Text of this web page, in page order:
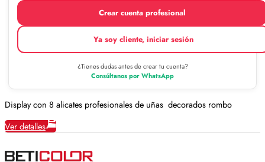
Crear cuenta profesional
Ya soy cliente, iniciar sesión
¿Tienes dudas antes de crear tu cuenta?
Consúltanos por WhatsApp
Display con 8 alicates profesionales de uñas decorados rombo
Ver detalles